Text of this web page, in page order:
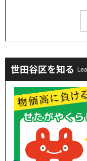
世田谷区を知る